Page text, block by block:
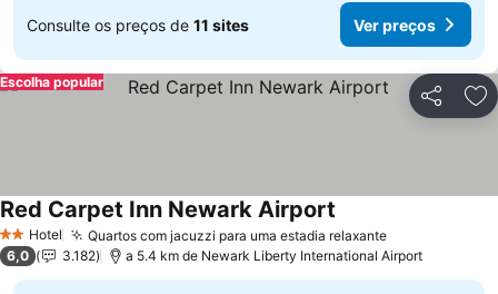
Consulte os preços de 11 sites Ver preços
Partilhar
Escolha popular
2 Estrelas
Hotel Quartos com jacuzzi para uma estadia relaxante
Red Carpet Inn Newark Airport
6,0 3.182 a 5.4 km de Newark Liberty International Airport